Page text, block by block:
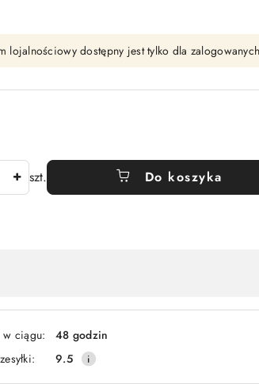
lojalnościowy dostępny jest tylko dla
szt. Do koszyka
w ciągu:
48 godzin
9.5